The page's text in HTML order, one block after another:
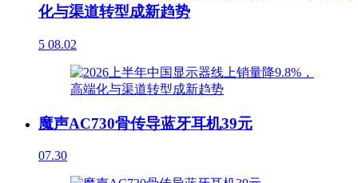
化与渠道转型成新趋势
5 08.02
魔声AC730骨传导蓝牙耳机39元
07.30